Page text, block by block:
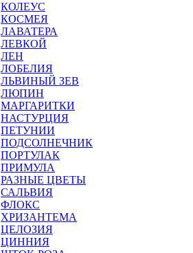
КОЛЕУС
КОСМЕЯ
ЛАВАТЕРА
ЛЕВКОЙ
ЛЕН
ЛОБЕЛИЯ
ЛЬВИНЫЙ ЗЕВ
ЛЮПИН
МАРГАРИТКИ
НАСТУРЦИЯ
ПЕТУНИИ
ПОДСОЛНЕЧНИК
ПОРТУЛАК
ПРИМУЛА
РАЗНЫЕ ЦВЕТЫ
САЛЬВИЯ
ФЛОКС
ХРИЗАНТЕМА
ЦЕЛОЗИЯ
ЦИННИЯ